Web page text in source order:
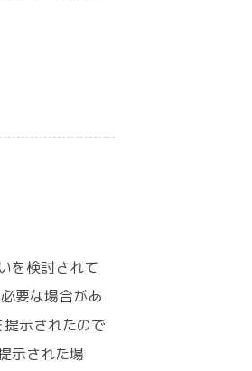
を検討されて
要な場合があ
示されたので
示された場